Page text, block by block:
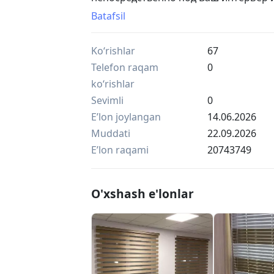
опытом работы.Учитываются все
наличными.Мастер по жалюзи
Batafsil
Ko‘rishlar
67
Telefon raqam
ko‘rishlar
0
Sevimli
0
Eʼlon joylangan
14.06.2026
Muddati
22.09.2026
Eʼlon raqami
20743749
O'xshash e'lonlar